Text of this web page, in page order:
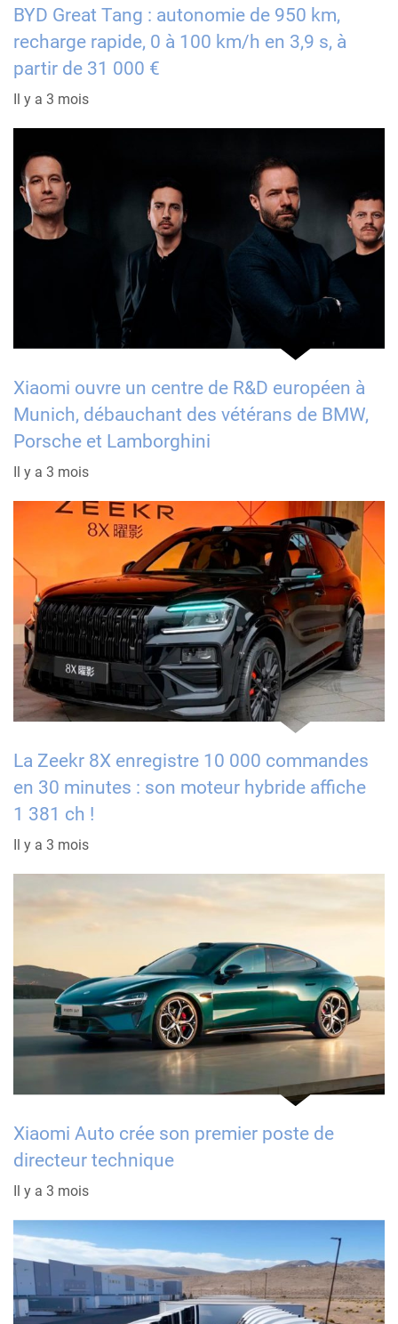
BYD Great Tang : autonomie de 950 km,
recharge rapide, 0 à 100 km/h en 3,9 s, à
partir de 31 000 €
Il y a 3 mois
Xiaomi ouvre un centre de R&D européen à
Munich, débauchant des vétérans de BMW,
Porsche et Lamborghini
Il y a 3 mois
La Zeekr 8X enregistre 10 000 commandes
en 30 minutes : son moteur hybride affiche
1 381 ch !
Il y a 3 mois
Xiaomi Auto crée son premier poste de
directeur technique
Il y a 3 mois